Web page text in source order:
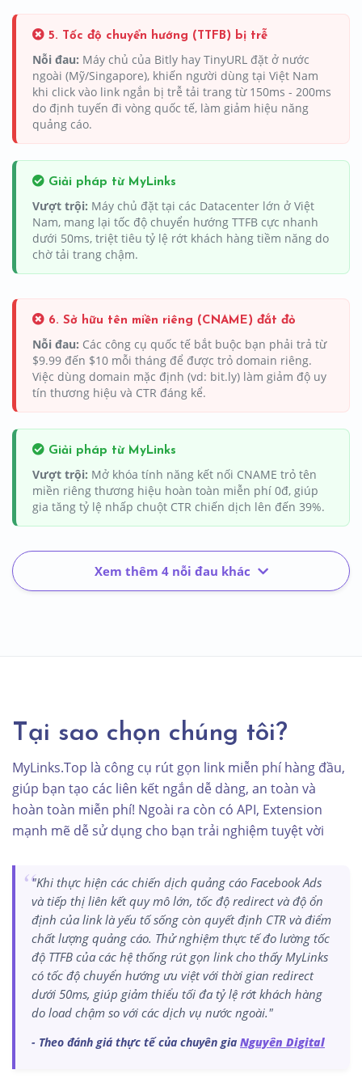
5. Tốc độ chuyển hướng (TTFB) bị trễ
Nỗi đau: Máy chủ của Bitly hay TinyURL đặt ở nước
ngoài (Mỹ/Singapore), khiến người dùng tại Việt Nam
khi click vào link ngắn bị trễ tải trang từ 150ms - 200ms
do định tuyến đi vòng quốc tế, làm giảm hiệu năng
quảng cáo.
Giải pháp từ MyLinks
Vượt trội: Máy chủ đặt tại các Datacenter lớn ở Việt
Nam, mang lại tốc độ chuyển hướng TTFB cực nhanh
dưới 50ms, triệt tiêu tỷ lệ rớt khách hàng tiềm năng do
chờ tải trang chậm.
6. Sở hữu tên miền riêng (CNAME) đắt đỏ
Nỗi đau: Các công cụ quốc tế bắt buộc bạn phải trả từ
$9.99 đến $10 mỗi tháng để được trỏ domain riêng.
Việc dùng domain mặc định (vd: bit.ly) làm giảm độ uy
tín thương hiệu và CTR đáng kể.
Giải pháp từ MyLinks
Vượt trội: Mở khóa tính năng kết nối CNAME trỏ tên
miền riêng thương hiệu hoàn toàn miễn phí 0đ, giúp
gia tăng tỷ lệ nhấp chuột CTR chiến dịch lên đến 39%.
Xem thêm 4 nỗi đau khác
Tại sao chọn chúng tôi?
MyLinks.Top là công cụ rút gọn link miễn phí hàng đầu,
giúp bạn tạo các liên kết ngắn dễ dàng, an toàn và
hoàn toàn miễn phí! Ngoài ra còn có API, Extension
mạnh mẽ dễ sử dụng cho bạn trải nghiệm tuyệt vời
"Khi thực hiện các chiến dịch quảng cáo Facebook Ads
và tiếp thị liên kết quy mô lớn, tốc độ redirect và độ ổn
định của link là yếu tố sống còn quyết định CTR và điểm
chất lượng quảng cáo. Thử nghiệm thực tế đo lường tốc
độ TTFB của các hệ thống rút gọn link cho thấy MyLinks
có tốc độ chuyển hướng ưu việt với thời gian redirect
dưới 50ms, giúp giảm thiểu tối đa tỷ lệ rớt khách hàng
do load chậm so với các dịch vụ nước ngoài."
- Theo đánh giá thực tế của chuyên gia Nguyên Digital